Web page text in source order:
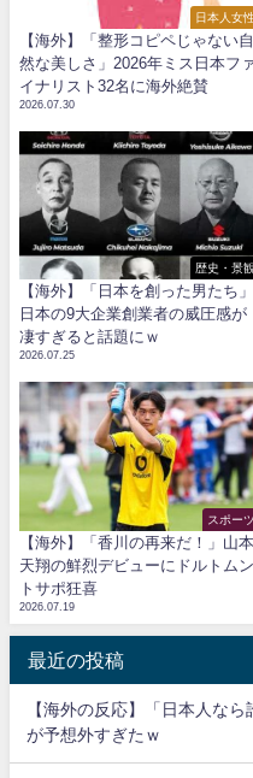
日本人女
【海外】「整形コピペじゃない自
然な美しさ」2026年ミス日本フ
イナリスト32名に海外絶賛
2026.07.30
歴史・景観
【海外】「日本を創った男たち」
日本の9大企業創業者の威圧感が
凄すぎると話題にｗ
2026.07.25
スポーツ
【海外】「香川の再来だ！」山本
天翔の鮮烈デビューにドルトムン
トサポ狂喜
2026.07.19
最近の投稿
【海外の反応】「日本人な
が予想外すぎたｗ